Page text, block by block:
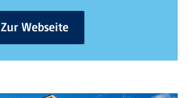
Zur Webseite